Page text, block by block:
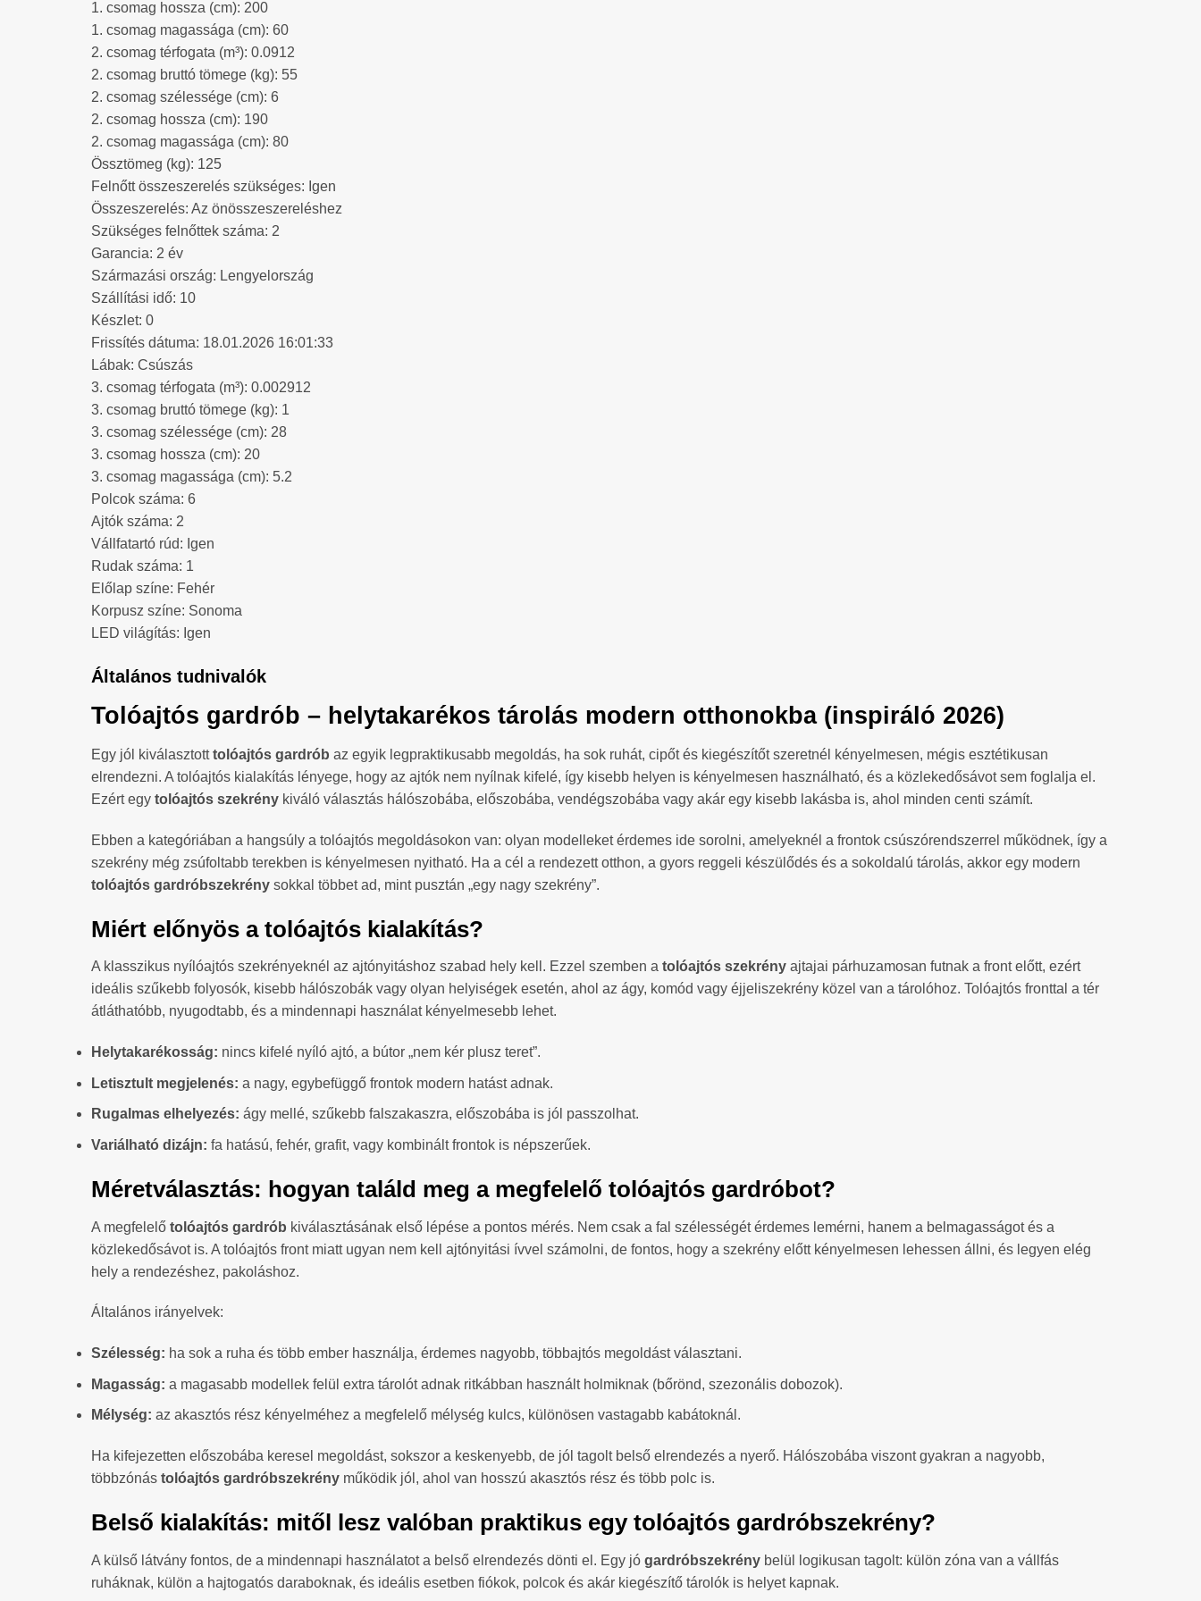
1. csomag hossza (cm): 200
1. csomag magassága (cm): 60
2. csomag térfogata (m³): 0.0912
2. csomag bruttó tömege (kg): 55
2. csomag szélessége (cm): 6
2. csomag hossza (cm): 190
2. csomag magassága (cm): 80
Össztömeg (kg): 125
Felnőtt összeszerelés szükséges: Igen
Összeszerelés: Az önösszeszereléshez
Szükséges felnőttek száma: 2
Garancia: 2 év
Származási ország: Lengyelország
Szállítási idő: 10
Készlet: 0
Frissítés dátuma: 18.01.2026 16:01:33
Lábak: Csúszás
3. csomag térfogata (m³): 0.002912
3. csomag bruttó tömege (kg): 1
3. csomag szélessége (cm): 28
3. csomag hossza (cm): 20
3. csomag magassága (cm): 5.2
Polcok száma: 6
Ajtók száma: 2
Vállfatartó rúd: Igen
Rudak száma: 1
Előlap színe: Fehér
Korpusz színe: Sonoma
LED világítás: Igen
Általános tudnivalók
Tolóajtós gardrób – helytakarékos tárolás modern otthonokba (inspiráló 2026)
Egy jól kiválasztotttolóajtós gardrób az egyik legpraktikusabb megoldás, ha sok ruhát, cipőt és kiegészítőt szeretnél kényelmesen, mégis esztétikusan
elrendezni. A tolóajtós kialakítás lényege, hogy az ajtók nem nyílnak kifelé, így kisebb helyen is kényelmesen használható, és a közlekedősávot sem foglalja el.
Ezért egy tolóajtós szekrény kiváló választás hálószobába, előszobába, vendégszobába vagy akár egy kisebb lakásba is, ahol minden centi számít.
Ebben a kategóriában a hangsúly a tolóajtós megoldásokon van: olyan modelleket érdemes ide sorolni, amelyeknél a frontok csúszórendszerrel működnek, így a
szekrény még zsúfoltabb terekben is kényelmesen nyitható. Ha a cél a rendezett otthon, a gyors reggeli készülődés és a sokoldalú tárolás, akkor egy modern
tolóajtós gardróbszekrény sokkal többet ad, mint pusztán „egy nagy szekrény”.
Miért előnyös a tolóajtós kialakítás?
A klasszikus nyílóajtós szekrényeknél az ajtónyitáshoz szabad hely kell. Ezzel szemben a tolóajtós szekrény ajtajai párhuzamosan futnak a front előtt, ezért
ideális szűkebb folyosók, kisebb hálószobák vagy olyan helyiségek esetén, ahol az ágy, komód vagy éjjeliszekrény közel van a tárolóhoz. Tolóajtós fronttal a tér
átláthatóbb, nyugodtabb, és a mindennapi használat kényelmesebb lehet.
Helytakarékosság: nincs kifelé nyíló ajtó, a bútor „nem kér plusz teret”.
Letisztult megjelenés: a nagy, egybefüggő frontok modern hatást adnak.
Rugalmas elhelyezés: ágy mellé, szűkebb falszakaszra, előszobába is jól passzolhat.
Variálható dizájn: fa hatású, fehér, grafit, vagy kombinált frontok is népszerűek.
Méretválasztás: hogyan találd meg a megfelelő tolóajtós gardróbot?
A megfelelő tolóajtós gardrób kiválasztásának első lépése a pontos mérés. Nem csak a fal szélességét érdemes lemérni, hanem a belmagasságot és a
közlekedősávot is. A tolóajtós front miatt ugyan nem kell ajtónyitási ívvel számolni, de fontos, hogy a szekrény előtt kényelmesen lehessen állni, és legyen elég
hely a rendezéshez, pakoláshoz.
Általános irányelvek:
Szélesség: ha sok a ruha és több ember használja, érdemes nagyobb, többajtós megoldást választani.
Magasság: a magasabb modellek felül extra tárolót adnak ritkábban használt holmiknak (bőrönd, szezonális dobozok).
Mélység: az akasztós rész kényelméhez a megfelelő mélység kulcs, különösen vastagabb kabátoknál.
Ha kifejezetten előszobába keresel megoldást, sokszor a keskenyebb, de jól tagolt belső elrendezés a nyerő. Hálószobába viszont gyakran a nagyobb,
többzónás tolóajtós gardróbszekrény működik jól, ahol van hosszú akasztós rész és több polc is.
Belső kialakítás: mitől lesz valóban praktikus egy tolóajtós gardróbszekrény?
A külső látvány fontos, de a mindennapi használatot a belső elrendezés dönti el. Egy jó gardróbszekrény belül logikusan tagolt: külön zóna van a vállfás
ruháknak, külön a hajtogatós daraboknak, és ideális esetben fiókok, polcok és akár kiegészítő tárolók is helyet kapnak.